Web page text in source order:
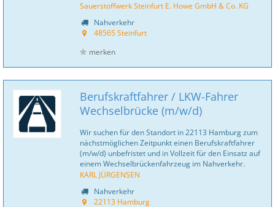
Sauerstoffwerk Steinfurt E. Howe GmbH & Co. KG
Nahverkehr
48565 Steinfurt
merken
Berufskraftfahrer / LKW-Fahrer
Wechselbrücke (m/w/d)
Wir suchen für den Standort in 22113 Hamburg zum
nächstmöglichen Zeitpunkt einen Berufskraftfahrer
(m/w/d) unbefristet und in Vollzeit für den Einsatz auf
einem Wechselbrückenfahrzeug im Nahverkehr.
KARL JÜRGENSEN
Nahverkehr
22113 Hamburg